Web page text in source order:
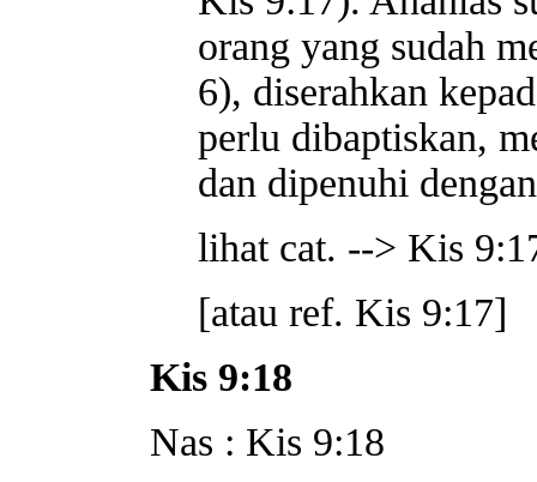
orang yang sudah
6), diserahkan
perlu dibaptiskan,
dan dipenuhi
lihat cat. --> Kis
[atau ref. Kis 9:17]
Kis 9:18
Nas : Kis 9:18